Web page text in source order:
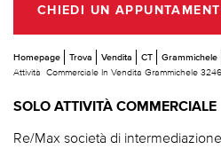
CHIEDI UN
Homepage Trova Vendita CT Grammichele
Attività Commerciale In Vendita Grammichele
SOLO ATTIVITÀ COMMERCIALE
Re/Max società di